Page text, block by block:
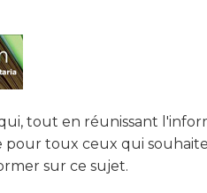
tout en réunissant
toux ceux qui
sur ce sujet.